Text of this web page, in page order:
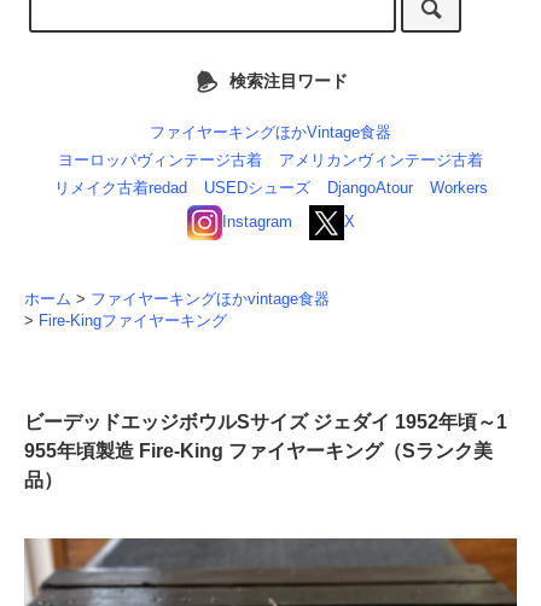
検索注目ワード
ファイヤーキングほかVintage食器
ヨーロッパヴィンテージ古着
アメリカンヴィンテージ古着
リメイク古着redad
USEDシューズ DjangoAtour
Workers
Instagram
X
ホーム > ファイヤーキングほかvintage食器
> Fire-Kingファイヤーキング
ビーデッドエッジボウルSサイズ ジェダイ 1952年頃～1
955年頃製造 Fire-King ファイヤーキング（Sランク美
品）